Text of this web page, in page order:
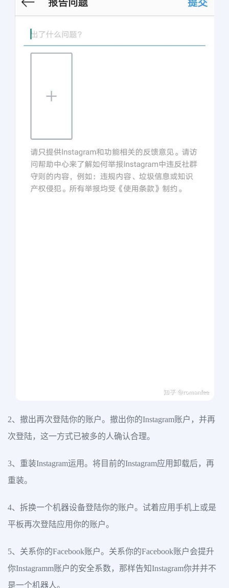
2、撤出再次登陆你的账户。撤出你的Instagram账户，并再
次登陆，这一方式已被多的人确认合理。
3、重装Instagram运用。将目前的Instagram应用卸载后，再
重装。
4、拆换一个机器设备登陆你的账户。试着应用手机上或是
平板再次登陆应用你的账户。
5、关系你的Facebook账户。关系你的Facebook账户会提升
你Instagramm账户的安全系数，那样告知Instagram你并并不
是一个机器人。